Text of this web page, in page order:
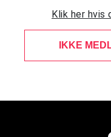
Klik her hvis
IKKE